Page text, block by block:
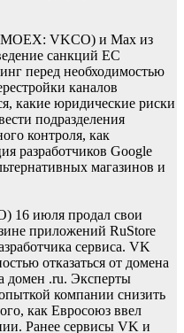
VKCO) и Max из
санкций ЕС
перед необходимостью
каналов
какие юридические риски
подразделения
контроля, как
разработчиков Google
магазинов и
16 июля продал свои
приложений RuStore
сервиса. VK
отказаться от домена
домен .ru. Эксперты
компании снизить
как Евросоюз ввел
Ранее сервисы VK и